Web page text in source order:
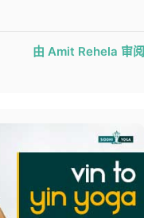
由 Amit Rehela 审阅